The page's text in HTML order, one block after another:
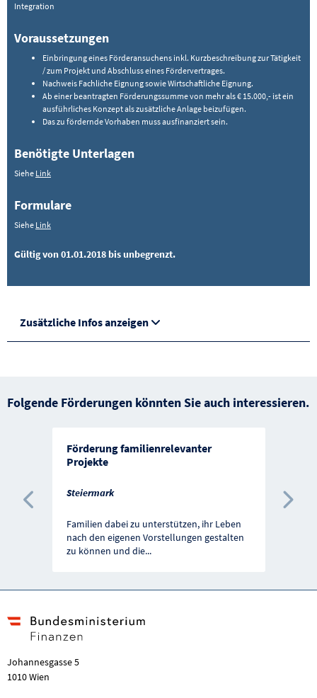
Integration
Voraussetzungen
Einbringung eines Förderansuchens inkl. Kurzbeschreibung zur Tätigkeit
/ zum Projekt und Abschluss eines Fördervertrages.
Nachweis Fachliche Eignung sowie Wirtschaftliche Eignung.
Ab einer beantragten Förderungssumme von mehr als € 15.000,- ist ein
ausführliches Konzept als zusätzliche Anlage beizufügen.
Das zu fördernde Vorhaben muss ausfinanziert sein.
Benötigte Unterlagen
Siehe Link
Formulare
Siehe Link
Gültig von 01.01.2018 bis unbegrenzt.
Zusätzliche Infos anzeigen
Folgende Förderungen könnten Sie auch interessieren.
Förderung familienrelevanter
Projekte
Steiermark
Familien dabei zu unterstützen, ihr Leben
nach den eigenen Vorstellungen gestalten
zu können und die...
Vorherige Förderung
Johannesgasse 5
1010 Wien